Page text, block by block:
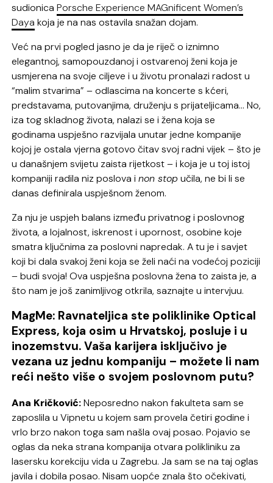
sudionicaPorsche Experience MAGnificent Women’s
Daya koja je na nas ostavila snažan dojam.
Već na prvi pogled jasno je da je riječ o iznimno
elegantnoj, samopouzdanoj i ostvarenoj ženi koja je
usmjerena na svoje ciljeve i u životu pronalazi radost u
“malim stvarima” – odlascima na koncerte s kćeri,
predstavama, putovanjima, druženju s prijateljicama… No,
iza tog skladnog života, nalazi se i žena koja se
godinama uspješno razvijala unutar jedne kompanije
kojoj je ostala vjerna gotovo čitav svoj radni vijek – što je
u današnjem svijetu zaista rijetkost – i koja je u toj istoj
kompaniji radila niz poslova inon stop učila, ne bi li se
danas definirala uspješnom ženom.
Za nju je uspjeh balans između privatnog i poslovnog
života, a lojalnost, iskrenost i upornost, osobine koje
smatra ključnima za poslovni napredak. A tu je i savjet
koji bi dala svakoj ženi koja se želi naći na vodećoj poziciji
– budi svoja! Ova uspješna poslovna žena to zaista je, a
što nam je još zanimljivog otkrila, saznajte u intervjuu.
MagMe: Ravnateljica ste poliklinike Optical
Express, koja osim u Hrvatskoj, posluje i u
inozemstvu. Vaša karijera isključivo je
vezana uz jednu kompaniju – možete li nam
reći nešto više o svojem poslovnom putu?
Ana Kričković:Neposredno nakon fakulteta sam se
zaposlila u Vipnetu u kojem sam provela četiri godine i
vrlo brzo nakon toga sam našla ovaj posao. Pojavio se
oglas da neka strana kompanija otvara polikliniku za
lasersku korekciju vida u Zagrebu. Ja sam se na taj oglas
javila i dobila posao. Nisam uopće znala što očekivati,